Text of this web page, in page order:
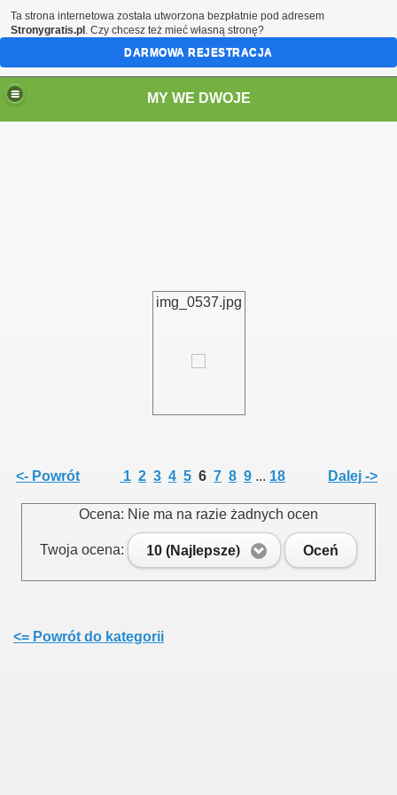
MY WE DWOJE
img_0537.jpg
<- Powrót 1 2 3 4 5 6 7 8 9 ... 18 Dalej ->
Ocena: Nie ma na razie żadnych ocen
Twoja ocena: 10 (Najlepsze) Oceń
<= Powrót do kategorii
Ta strona internetowa została utworzona bezpłatnie pod adresem
Stronygratis.pl . Czy chcesz też mieć własną stronę?
DARMOWA REJESTRACJA